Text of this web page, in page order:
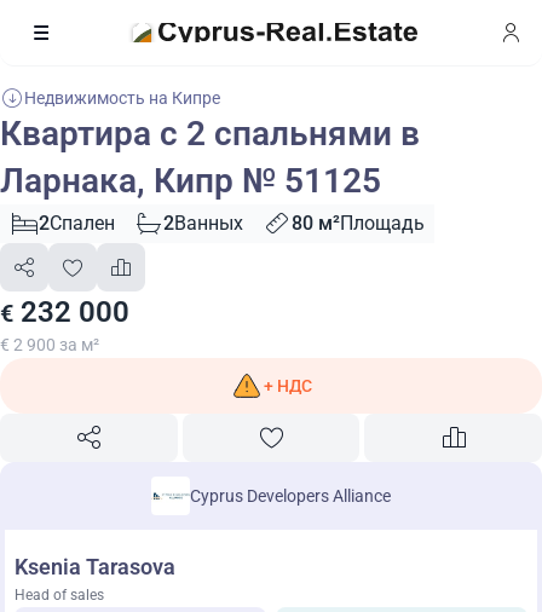
Недвижимость на Кипре
Квартира с 2 спальнями в
Ларнака, Кипр № 51125
2Спален 2Ванных 80 м²Площадь
€ 232 000
€ 2 900 за м²
+ НДС
Cyprus Developers Alliance
Ksenia Tarasova
Head of sales